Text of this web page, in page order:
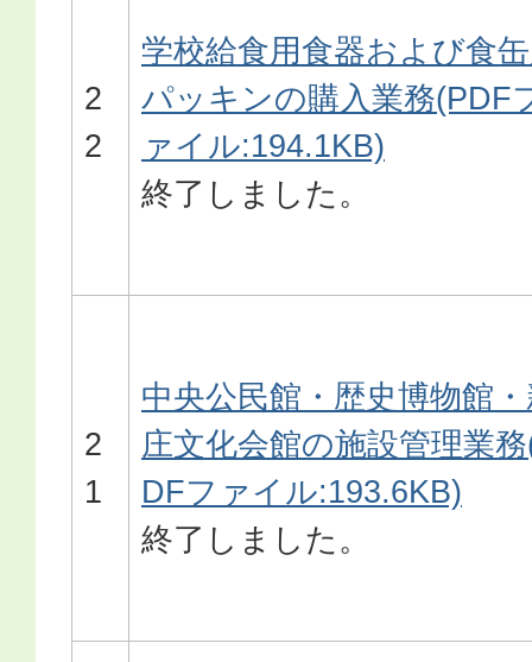
2
2
学校給食用食器および食
パッキンの購入業務(PDF
ァイル:194.1KB)
終了しました。
2
1
中央公民館・歴史博物館
庄文化会館の施設管理業
DFファイル:193.6KB)
終了しました。